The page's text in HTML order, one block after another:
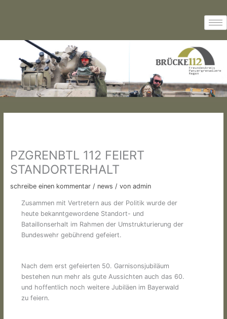
PZGRENBTL 112 FEIERT
STANDORTERHALT
schreibe einen kommentar / news / von admin
Zusammen mit Vertretern aus der Politik wurde der
heute bekanntgewordene Standort- und
Bataillonserhalt im Rahmen der Umstrukturierung der
Bundeswehr gebührend gefeiert.
Nach dem erst gefeierten 50. Garnisonsjubiläum
bestehen nun mehr als gute Aussichten auch das 60.
und hoffentlich noch weitere Jubiläen im Bayerwald
zu feiern.